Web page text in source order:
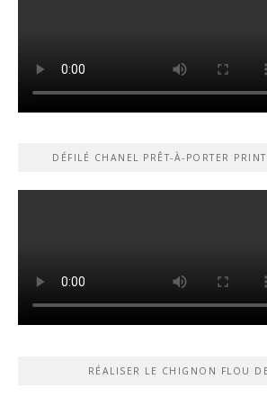
DÉFILÉ CHANEL PRÊT-À-PORTER
RÉALISER LE CHIGNON FLOU